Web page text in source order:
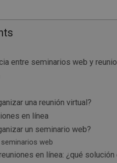
entre seminarios web y
una reunión virtual?
en línea
un seminario web?
web
en línea: ¿qué